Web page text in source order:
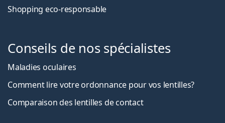
Shopping eco-responsable
Conseils de nos spécialistes
Maladies oculaires
Comment lire votre ordonnance pour vos lentilles?
Comparaison des lentilles de contact